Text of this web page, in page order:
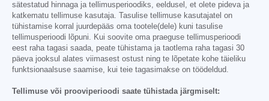
sätestatud hinnaga ja tellimusperioodiks, eeldusel, et olete pideva ja
katkematu tellimuse kasutaja. Tasulise tellimuse kasutajatel on
tühistamise korral juurdepääs oma tootele(dele) kuni tasulise
tellimusperioodi lõpuni. Kui soovite oma praeguse tellimusperioodi
eest raha tagasi saada, peate tühistama ja taotlema raha tagasi 30
päeva jooksul alates viimasest ostust ning te lõpetate kohe täieliku
funktsionaalsuse saamise, kui teie tagasimakse on töödeldud.
Tellimuse või prooviperioodi saate tühistada järgmiselt: